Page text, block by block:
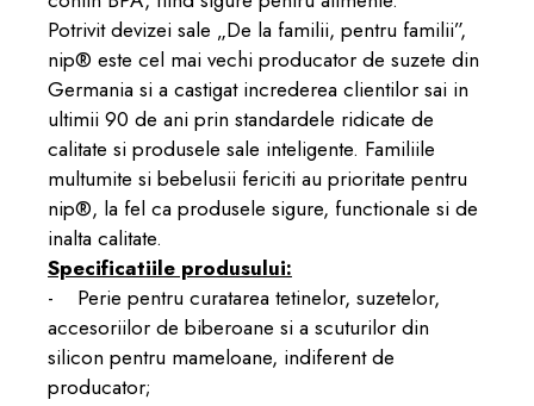
Potrivit devizei sale „De la familii, pentru familii”,
nip® este cel mai vechi producator de suzete din
Germania si a castigat increderea clientilor sai in
ultimii 90 de ani prin standardele ridicate de
calitate si produsele sale inteligente. Familiile
multumite si bebelusii fericiti au prioritate pentru
nip®, la fel ca produsele sigure, functionale si de
inalta calitate.
Specificatiile produsului:
- Perie pentru curatarea tetinelor, suzetelor,
accesoriilor de biberoane si a scuturilor din
silicon pentru mameloane, indiferent de
producator;